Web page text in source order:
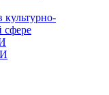
культурно-
сфере